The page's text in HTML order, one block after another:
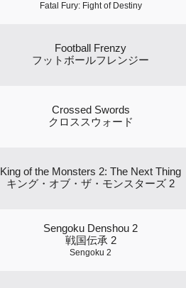
Fatal Fury: Fight of Destiny
Football Frenzy
フットボールフレンジー
Crossed Swords
クロススウォード
King of the Monsters 2: The Next Thing
キング・オブ・ザ・モンスターズ 2
Sengoku Denshou 2
戦国伝承 2
Sengoku 2